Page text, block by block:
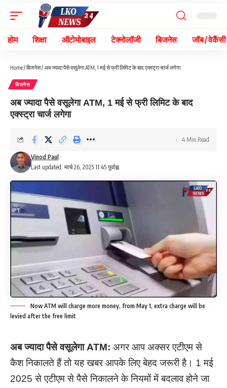
होम शिक्षा ऑटोमोबाइल टेक्नोलॉजी बिजनेस जॉब / वेकैंसी
Home/बिजनेस/अब ज्यादा पैसे वसूलेगा ATM, 1 मई से फ्री लिमिट के बाद एक्स्ट्रा चार्ज लगेगा
बिजनेस
अब ज्यादा पैसे वसूलेगा ATM, 1 मई से फ्री लिमिट के बाद
एक्स्ट्रा चार्ज लगेगा
Last updated: मार्च 26, 2025 11:45 पूर्वाह्न
Vinod Paul
4 Min Read
Now ATM will charge more money, from May 1, extra charge will be
levied after the free limit
अब ज्यादा पैसे वसूलेगा ATM: अगर आप अक्सर एटीएम से
कैश निकालते हैं तो यह खबर आपके लिए बेहद जरूरी है। 1 मई
2025 से एटीएम से पैसे निकालने के नियमों में बदलाव होने जा